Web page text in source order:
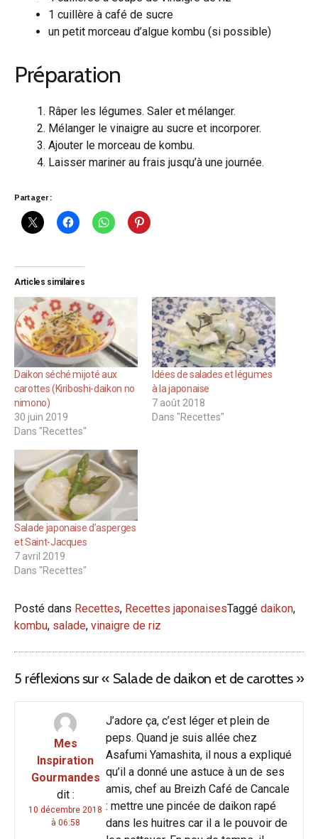
1 cuillère à café de sucre
un petit morceau d’algue kombu (si possible)
Préparation
Râper les légumes. Saler et mélanger.
Mélanger le vinaigre au sucre et incorporer.
Ajouter le morceau de kombu.
Laisser mariner au frais jusqu’à une journée.
Partager :
Articles similaires
Daikon séché mijoté aux
carottes (Kiriboshi-daikon no
nimono)
30 juin 2019
Dans "Recettes"
Idées de salades et légumes
à la japonaise
7 août 2018
Dans "Recettes"
Salade japonaise d’asperges
et Saint-Jacques
7 avril 2019
Dans "Recettes"
Posté dans Recettes, Recettes japonaisesTaggé daikon,
kombu, salade, vinaigre de riz
5 réflexions sur « Salade de daikon et de carottes»
Mes
Inspiration
Gourmandes
dit :
10 décembre 2018
à 06:58
J’adore ça, c’est léger et plein de
peps. Quand je suis allée chez
Asafumi Yamashita, il nous a expliqué
qu’il a donné une astuce à un de ses
amis, chef au Breizh Café de Cancale
: mettre une pincée de daikon rapé
dans les huitres car il a le pouvoir de